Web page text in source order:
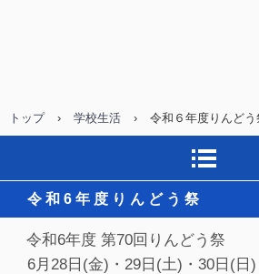
トップ › 学校生活 › 令和６年度りんどう
令 和 6 年 度 り ん ど う 祭
令和6年度 第70回りんどう祭
6月28日(金)・29日(土)・30日(日)